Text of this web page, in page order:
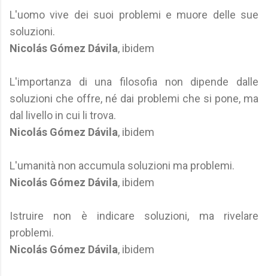
L'uomo vive dei suoi problemi e muore delle sue
soluzioni.
Nicolás Gómez Dávila, ibidem
L'importanza di una filosofia non dipende dalle
soluzioni che offre, né dai problemi che si pone, ma
dal livello in cui li trova.
Nicolás Gómez Dávila, ibidem
L'umanità non accumula soluzioni ma problemi.
Nicolás Gómez Dávila, ibidem
Istruire non è indicare soluzioni, ma rivelare
problemi.
Nicolás Gómez Dávila, ibidem